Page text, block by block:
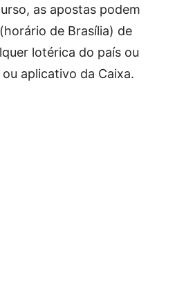
as apostas podem
de Brasília) de
lotérica do país ou
aplicativo da Caixa.